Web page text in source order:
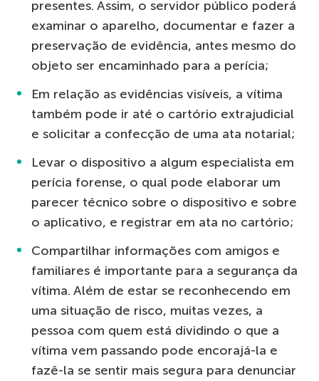
presentes. Assim, o servidor público poderá
examinar o aparelho, documentar e fazer a
preservação de evidência, antes mesmo do
objeto ser encaminhado para a perícia;
Em relação as evidências visíveis, a vítima
também pode ir até o cartório extrajudicial
e solicitar a confecção de uma ata notarial;
Levar o dispositivo a algum especialista em
perícia forense, o qual pode elaborar um
parecer técnico sobre o dispositivo e sobre
o aplicativo, e registrar em ata no cartório;
Compartilhar informações com amigos e
familiares é importante para a segurança da
vítima. Além de estar se reconhecendo em
uma situação de risco, muitas vezes, a
pessoa com quem está dividindo o que a
vítima vem passando pode encorajá-la e
fazê-la se sentir mais segura para denunciar